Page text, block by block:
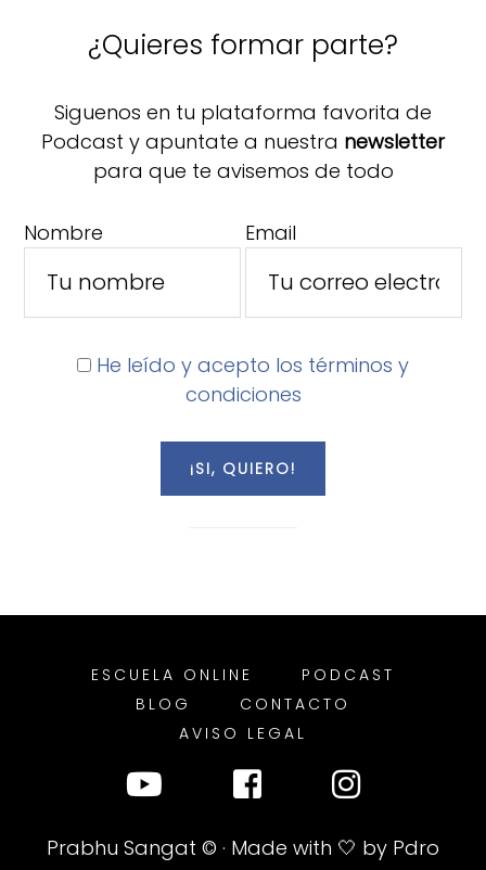
¿Quieres formar parte?
Siguenos en tu plataforma favorita de
Podcast y apuntate a nuestra newsletter
para que te avisemos de todo
Nombre Email
He leído y acepto los términos y
condiciones
ESCUELA ONLINE
PODCAST
BLOG
CONTACTO
AVISO LEGAL
Prabhu Sangat © · Made with 🤍 by Pdro